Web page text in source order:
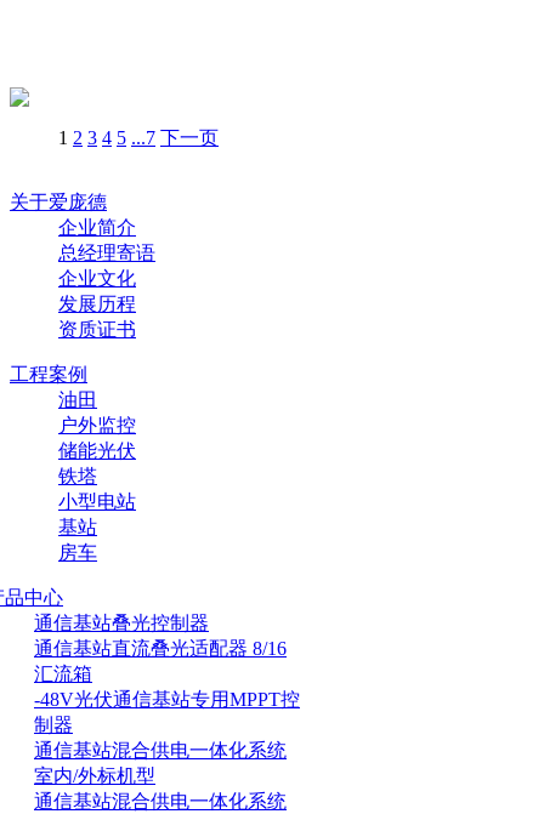
1 2 3 4 5 ...7 下一页
关于爱庞德
企业简介
总经理寄语
企业文化
发展历程
资质证书
工程案例
油田
户外监控
储能光伏
铁塔
小型电站
基站
房车
品中心
通信基站叠光控制器
通信基站直流叠光适配器 8/16
汇流箱
-48V光伏通信基站专用MPPT控
制器
通信基站混合供电一体化系统
室内/外标机型
通信基站混合供电一体化系统